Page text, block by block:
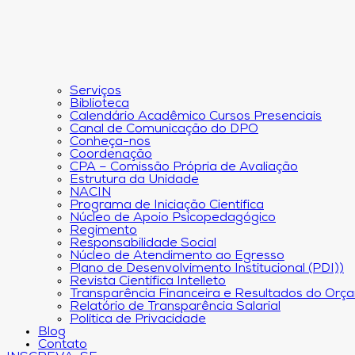
Serviços
Biblioteca
Calendário Acadêmico Cursos Presenciais
Canal de Comunicação do DPO
Conheça-nos
Coordenação
CPA – Comissão Própria de Avaliação
Estrutura da Unidade
NACIN
Programa de Iniciação Científica
Núcleo de Apoio Psicopedagógico
Regimento
Responsabilidade Social
Núcleo de Atendimento ao Egresso
Plano de Desenvolvimento Institucional (PDI))
Revista Científica Intelleto
Transparência Financeira e Resultados do
Relatório de Transparência Salarial
Política de Privacidade
Blog
Contato